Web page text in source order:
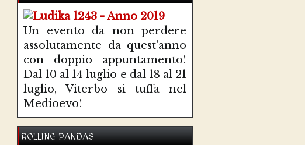
Un evento da non perdere
assolutamente da quest'anno
con doppio appuntamento!
Dal 10 al 14 luglio e dal 18 al 21
luglio, Viterbo si tuffa nel
Medioevo!
ROLLING PANDAS